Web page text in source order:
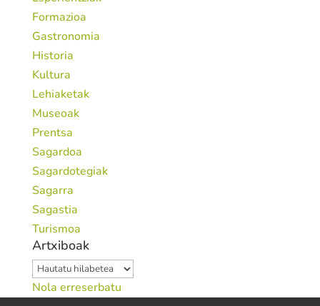
Formazioa
Gastronomia
Historia
Kultura
Lehiaketak
Museoak
Prentsa
Sagardoa
Sagardotegiak
Sagarra
Sagastia
Turismoa
Artxiboak
Artxiboak
Nola erreserbatu